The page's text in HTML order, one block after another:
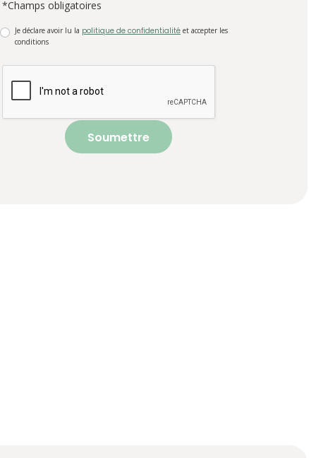
*Champs obligatoires
Je déclare avoir lu la politique de confidentialité et accepter les
conditions
Soumettre